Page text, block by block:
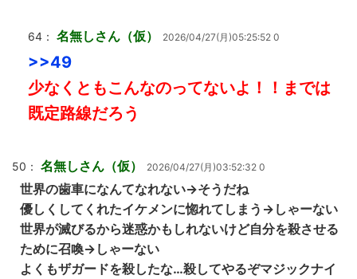
64： 名無しさん（仮） 2026/04/27(月)05:25:52 0
>>49
少なくともこんなのってないよ！！までは
既定路線だろう
50： 名無しさん（仮） 2026/04/27(月)03:52:32 0
世界の歯車になんてなれない→そうだね
優しくしてくれたイケメンに惚れてしまう→しゃーない
世界が滅びるから迷惑かもしれないけど自分を殺させる
ために召喚→しゃーない
よくもザガードを殺したな…殺してやるぞマジックナイ